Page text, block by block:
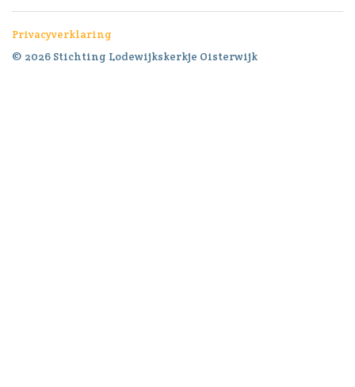
Privacyverklaring
© 2026 Stichting Lodewijkskerkje Oisterwijk